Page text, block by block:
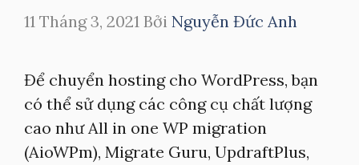
11 Tháng 3, 2021 Bởi Nguyễn Đức Anh
Để chuyển hosting cho WordPress, bạn
có thể sử dụng các công cụ chất lượng
cao như All in one WP migration
(AioWPm), Migrate Guru, UpdraftPlus,